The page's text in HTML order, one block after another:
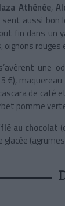
Athénée,
aussi bon
fin dans un
rouges
une
€),
de café
pomme
au chocolat
glacée